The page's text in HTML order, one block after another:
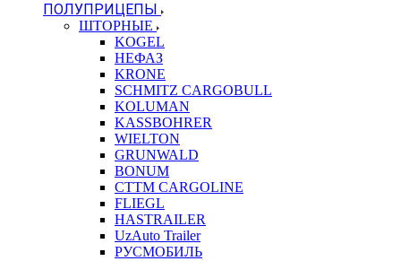
ПОЛУПРИЦЕПЫ
ШТОРНЫЕ
KOGEL
НЕФАЗ
KRONE
SCHMITZ CARGOBULL
KOLUMAN
KASSBOHRER
WIELTON
GRUNWALD
BONUM
CTTM CARGOLINE
FLIEGL
HASTRAILER
UzAuto Trailer
РУСМОБИЛЬ